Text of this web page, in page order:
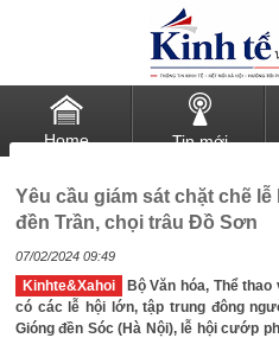
Home Tin mới
Yêu cầu giám sát chặt chẽ
đền Trần, chọi trâu Đồ Sơn
07/02/2024 09:49
Kinhte&Xahoi
Bộ Văn hóa, Thể
có các lễ hội lớn, tập trung đông
Gióng đền Sóc (Hà Nội), lễ hội cướp